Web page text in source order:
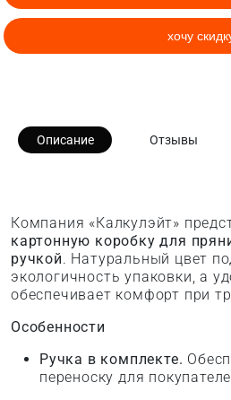
хочу
Описание Отзывы
Компания «Калкулэйт»
картонную коробку для
ручкой. Натуральный цвет
экологичность упаковки, а
обеспечивает комфорт при
Особенности
Ручка в комплекте.
переноску для